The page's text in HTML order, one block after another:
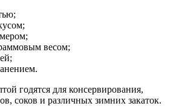
весом;
годятся для консервирования,
соков и различных зимних закаток.